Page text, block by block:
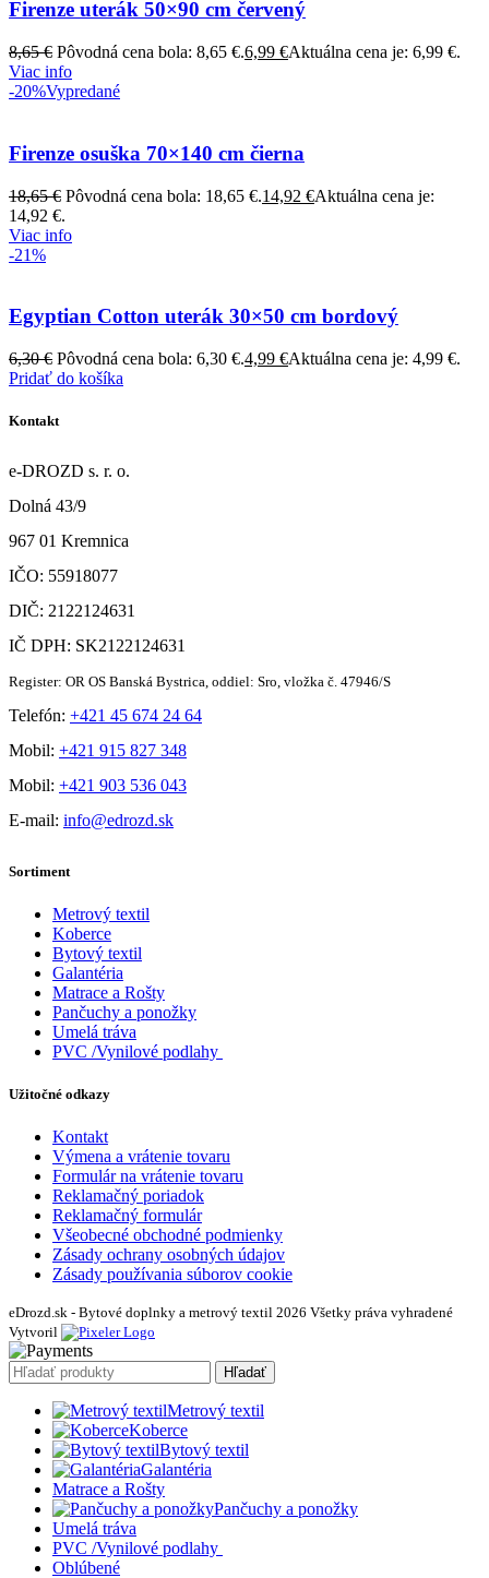
Firenze uterák 50×90 cm červený
8,65€ Pôvodná cena bola: 8,65 €.6,99 €Aktuálna cena je: 6,99 €.
Viac info
-20%Vypredané
Firenze osuška 70×140 cm čierna
18,65€ Pôvodná cena bola: 18,65 €.14,92 €Aktuálna cena je:
14,92 €.
Viac info
-21%
Egyptian Cotton uterák 30×50 cm bordový
6,30€ Pôvodná cena bola: 6,30 €.4,99 €Aktuálna cena je: 4,99 €.
Pridať do košíka
Kontakt
e-DROZD s. r. o.
Dolná 43/9
967 01 Kremnica
IČO: 55918077
DIČ: 2122124631
IČ DPH: SK2122124631
Register: OR OS Banská Bystrica, oddiel: Sro, vložka č. 47946/S
Telefón: +421 45 674 24 64
Mobil: +421 915 827 348
Mobil: +421 903 536 043
E-mail: info@edrozd.sk
Sortiment
Metrový textil
Koberce
Bytový textil
Galantéria
Matrace a Rošty
Pančuchy a ponožky
Umelá tráva
PVC /Vynilové podlahy
Užitočné odkazy
Kontakt
Výmena a vrátenie tovaru
Formulár na vrátenie tovaru
Reklamačný poriadok
Reklamačný formulár
Všeobecné obchodné podmienky
Zásady ochrany osobných údajov
Zásady používania súborov cookie
eDrozd.sk - Bytové doplnky a metrový textil 2026 Všetky práva vyhradené
Vytvoril
Hľadať
Metrový textil
Koberce
Bytový textil
Galantéria
Matrace a Rošty
Pančuchy a ponožky
Umelá tráva
PVC /Vynilové podlahy
Oblúbené